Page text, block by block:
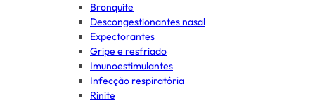
Bronquite
Descongestionantes nasal
Expectorantes
Gripe e resfriado
Imunoestimulantes
Infecção respiratória
Rinite